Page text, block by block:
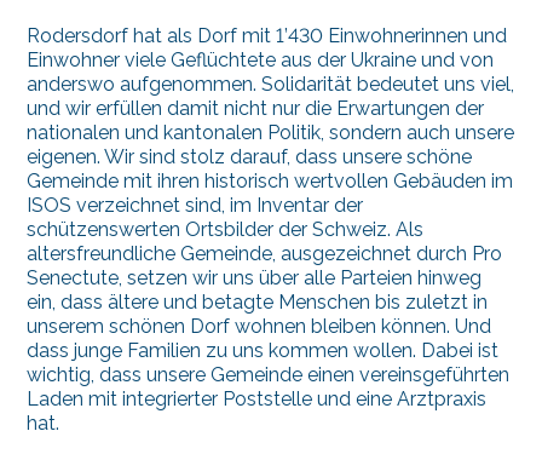
Rodersdorf hat als Dorf mit 1’430 Einwohnerinnen und
Einwohner viele Geflüchtete aus der Ukraine und von
anderswo aufgenommen. Solidarität bedeutet uns viel,
und wir erfüllen damit nicht nur die Erwartungen der
nationalen und kantonalen Politik, sondern auch unsere
eigenen. Wir sind stolz darauf, dass unsere schöne
Gemeinde mit ihren historisch wertvollen Gebäuden im
ISOS verzeichnet sind, im Inventar der
schützenswerten Ortsbilder der Schweiz. Als
altersfreundliche Gemeinde, ausgezeichnet durch Pro
Senectute, setzen wir uns über alle Parteien hinweg
ein, dass ältere und betagte Menschen bis zuletzt in
unserem schönen Dorf wohnen bleiben können. Und
dass junge Familien zu uns kommen wollen. Dabei ist
wichtig, dass unsere Gemeinde einen vereinsgeführten
Laden mit integrierter Poststelle und eine Arztpraxis
hat.